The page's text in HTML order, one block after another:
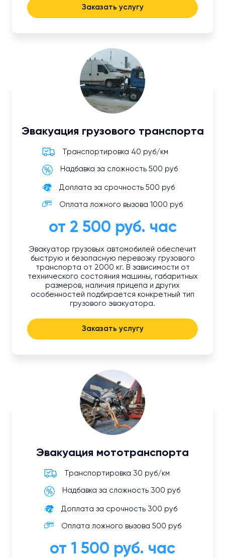
Заказать услугу
Эвакуация грузового транспорта
Транспортировка 40 руб/км
Надбавка за сложность 500 руб
Доплата за срочность 500 руб
Оплата ложного вызова 1000 руб
от 2 500 руб. час
Эвакуатор грузовых автомобилей обеспечит
быструю и безопасную перевозку грузового
транспорта от 2000 кг. В зависимости от
технического состояния машины, габаритных
размеров, наличия прицепа и других
особенностей подбирается конкретный тип
грузового эвакуатора.
Заказать услугу
Эвакуация мототранспорта
Транспортировка 30 руб/км
Надбавка за сложность 300 руб
Доплата за срочность 300 руб
Оплата ложного вызова 500 руб
от 1 500 руб. час